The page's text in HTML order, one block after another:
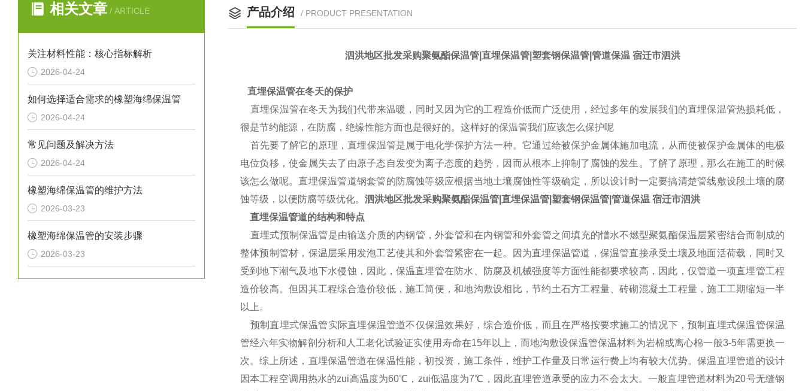
相关文章 / ARTICLE
关注材料性能：核心指标解析
2026-04-24
如何选择适合需求的橡塑海绵保温管
2026-04-24
常见问题及解决方法
2026-04-24
橡塑海绵保温管的维护方法
2026-03-23
橡塑海绵保温管的安装步骤
2026-03-23
产品介绍 / PRODUCT PRESENTATION
泗洪地区批发采购聚氨酯保温管|直埋保温管|塑套钢保温管|管道保温 宿迁市泗洪
直埋保温管在冬天的保护
直埋保温管在冬天为我们代带来温暖，同时又因为它的工程造价低而广泛使用，经过多年的发展我们的直埋保温管热损耗低，
很是节约能源，在防腐，绝缘性能方面也是很好的。这样好的保温管我们应该怎么保护呢
首先要了解它的原理，直埋保温管是属于电化学保护方法一种。它通过给被保护金属体施加电流，从而使被保护金属体的电极
电位负移，使金属失去了由原子态自发变为离子态度的趋势，因而从根本上抑制了腐蚀的发生。了解了原理，那么在施工的时候
该怎么做呢。直埋保温管道钢套管的防腐蚀等级应根据当地土壤腐蚀性等级确定，所以设计时一定要搞清楚管线敷设段土壤的腐
蚀等级，以便防腐等级优化。 泗洪地区批发采购聚氨酯保温管|直埋保温管|塑套钢保温管|管道保温 宿迁市泗洪
直埋保温管道的结构和特点
直埋式预制保温管是由输送介质的内钢管，外套管和在内钢管和外套管之间填充的憎水不燃型聚氨酯保温层紧密结合而制成的
整体预制管材，保温层采用发泡工艺使其和外套管紧密在一起。因为直埋保温管道，保温管直接承受土壤及地面活荷载，同时又
受到地下潮气及地下水侵蚀，因此，保温直埋管在防水、防腐及机械强度等方面性能都要求较高，因此，仅管道一项直埋管工程
造价较高。但因其工程综合造价较低，施工简便，和地沟敷设相比，节约土石方工程量、砖砌混凝土工程量，施工工期缩短一半
以上。
预制直埋式保温管实际直埋保温管道不仅保温效果好，综合造价低，而且在严格按要求施工的情况下，预制直埋式保温管保温
管经六年实物解剖分析和人工老化试验证实使用寿命在15年以上，而地沟敷设保温管保温材料为岩棉或离心棉一般3-5年需更换一
次。综上所述，直埋保温管道在保温性能，初投资，施工条件，维护工作量及日常运行费上均有较大优势。保温直埋管道的设计
因本工程空调用热水的zui高温度为60℃，zui低温度为7℃，因此直埋管道承受的应力不会太大。一般直埋管道材料为20号无缝钢